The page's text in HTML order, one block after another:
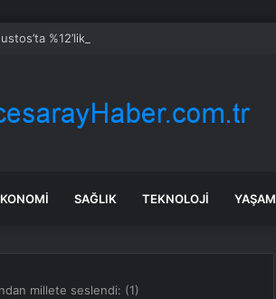
%12’lik hareket bekleniyor
SAĞLIK TEKNOLOJI YAŞAM
millete seslendi: (1)